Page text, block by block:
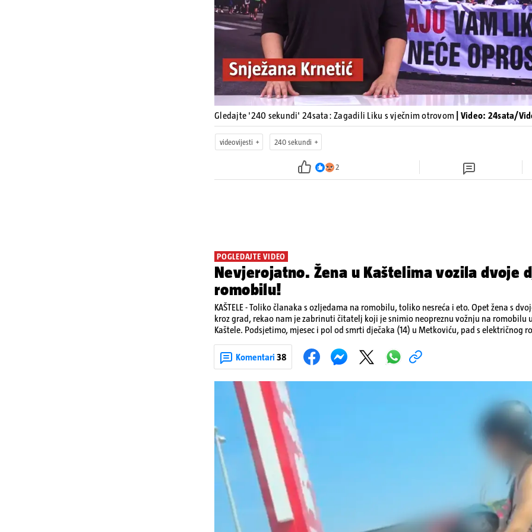
Gledajte '240 sekundi' 24sata: Zagadili Liku s vječnim otrovom | Video: 24sata/
videovijesti 240 sekundi
2
POGLEDAJTE VIDEO
Nevjerojatno. Žena u Kaštelima vozila dvoje
romobilu!
KAŠTELE - Toliko članaka s ozljedama na romobilu, toliko nesreća i eto. Opet žena s
kroz grad, rekao nam je zabrinuti čitatelj koji je snimio neopreznu vožnju na romobilu
Kaštele. Podsjetimo, mjesec i pol od smrti dječaka (14) u Metkoviću, pad s električnog
zadobivenima u padu s romobila.
Komentari 38
Pokretanje videa...